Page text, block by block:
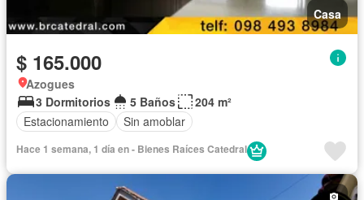
Casa
$ 165.000
Azogues
3 Dormitorios
5 Baños
204 m²
Estacionamiento
Sin amoblar
Hace 1 semana, 1 día en - Bienes Raíces Catedral